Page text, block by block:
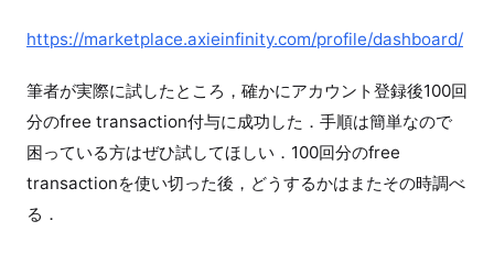
https://marketplace.axieinfinity.com/profile/dashboard/
筆者が実際に試したところ，確かにアカウント登録後100回
分のfree transaction付与に成功した．手順は簡単なので
困っている方はぜひ試してほしい．100回分のfree
transactionを使い切った後，どうするかはまたその時調べ
る．